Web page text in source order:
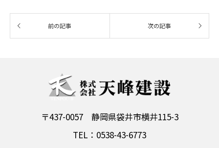
〒437-0057 静岡県袋井市横井115-3
TEL：0538-43-6773